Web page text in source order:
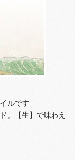
ルです
。【生】で味わえ